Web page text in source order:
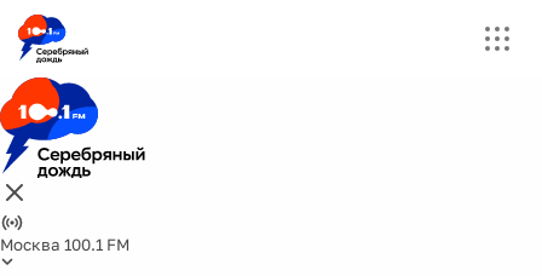
Москва 100.1 FM